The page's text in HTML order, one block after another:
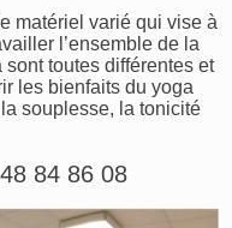
matériel varié qui vise à
l’ensemble de la
toutes différentes et
les bienfaits du yoga
souplesse, la tonicité
84 86 08